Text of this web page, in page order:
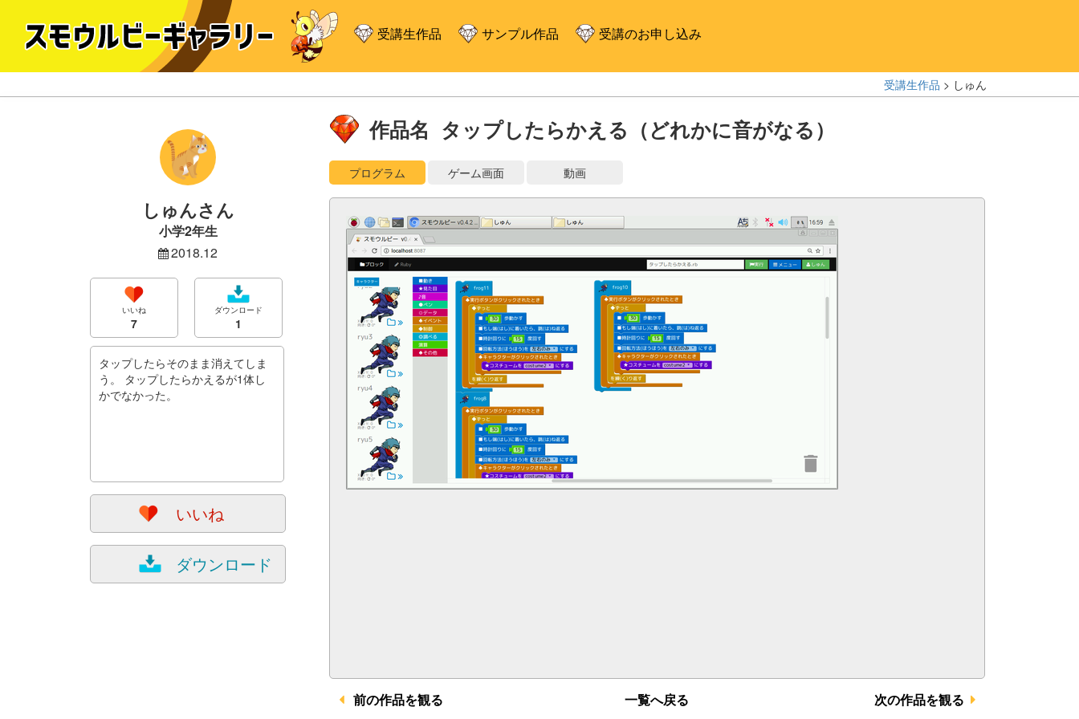
受講生作品 サンプル作品 受講のお申し込み
受講生作品 > しゅん
しゅんさん
小学2年生
2018.12
いいね
7
ダウンロード
1
タップしたらそのまま消えてしま
う。 タップしたらかえるが1体し
かでなかった。
いいね
ダウンロード
作品名 タップしたらかえる（どれかに音がなる）
プログラム ゲーム画面 動画
前の作品を観る 一覧へ戻る 次の作品を観る